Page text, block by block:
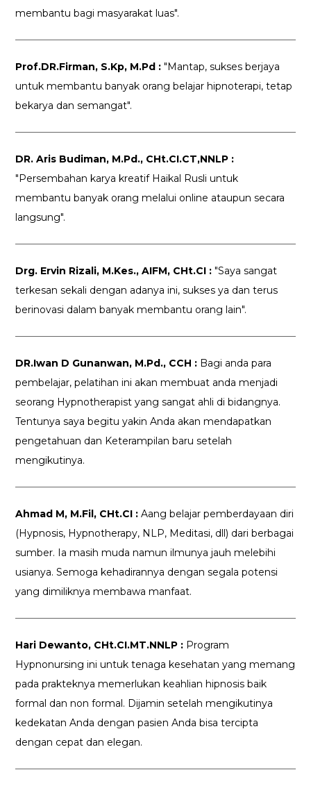
membantu bagi masyarakat luas".
Prof.DR.Firman, S.Kp, M.Pd : "Mantap, sukses berjaya
untuk membantu banyak orang belajar hipnoterapi, tetap
bekarya dan semangat".
DR. Aris Budiman, M.Pd., CHt.CI.CT,NNLP :
"Persembahan karya kreatif Haikal Rusli untuk
membantu banyak orang melalui online ataupun secara
langsung".
Drg. Ervin Rizali, M.Kes., AIFM, CHt.CI : "Saya sangat
terkesan sekali dengan adanya ini, sukses ya dan terus
berinovasi dalam banyak membantu orang lain".
DR.Iwan D Gunanwan, M.Pd., CCH : Bagi anda para
pembelajar, pelatihan ini akan membuat anda menjadi
seorang Hypnotherapist yang sangat ahli di bidangnya.
Tentunya saya begitu yakin Anda akan mendapatkan
pengetahuan dan Keterampilan baru setelah
mengikutinya.
Ahmad M, M.Fil, CHt.CI : Aang belajar pemberdayaan diri
(Hypnosis, Hypnotherapy, NLP, Meditasi, dll) dari berbagai
sumber. Ia masih muda namun ilmunya jauh melebihi
usianya. Semoga kehadirannya dengan segala potensi
yang dimiliknya membawa manfaat.
Hari Dewanto, CHt.CI.MT.NNLP : Program
Hypnonursing ini untuk tenaga kesehatan yang memang
pada prakteknya memerlukan keahlian hipnosis baik
formal dan non formal. Dijamin setelah mengikutinya
kedekatan Anda dengan pasien Anda bisa tercipta
dengan cepat dan elegan.